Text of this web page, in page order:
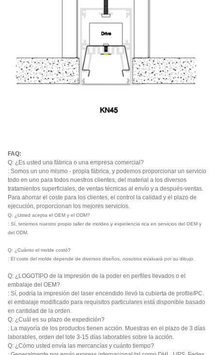
FAQ:
Q: ¿Es usted una fábrica o una empresa comercial?
: Somos un uno mismo - propia fábrica, y podemos proporcionar un servicio
todo en uno para todos nuestros clientes, del material a los diversos
tratamientos superficiales, de ventas técnicas al envío y a después-ventas.
Para ahorrar el coste para los clientes, el control la calidad y el plazo de
ejecución, proporcionan los mejores servicios.
Q: ¿Usted acepta el OEM y el ODM?
: Sí, tenemos nuestro propio taller de moldeo y experiencia rica en servicios del OEM y
del ODM.
Q: ¿Cuánto el molde costó?
: El coste del molde depende de diversos diseños, nosotros evaluará por su dibujo.
Q: ¿LOGOTIPO de la impresión de la poder en perfiles llevados o el
embalaje del OEM?
: Sí, podría la impresión del laser encendido llevó la cubierta de profile/PC.
el embalaje modificado para requisitos particulares está disponible basado
en cantidad de la orden.
Q: ¿Cuál es su plazo de expedición?
: La mayoría de los productos tienen acción. Muestras en el plazo de 3 días
laborables, orden del lote 3-15 días laborables sobre la acción.
Q: ¿Cómo usted envía las mercancías y cuánto tiempo?